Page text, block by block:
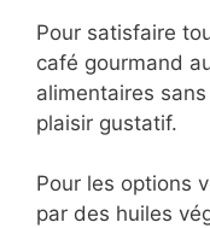
garantit non
mais apporte
éthique